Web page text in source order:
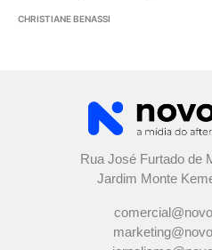
CHRISTIANE BENASSI
Rua José Furtado de
Jardim Monte